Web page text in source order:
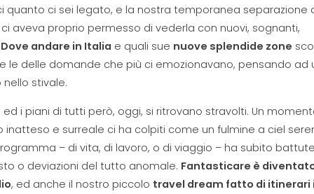
quanto ci sei legato, e la nostra temporanea separazione
aveva proprio permesso di vederla con nuovi, sognanti,
Dove andare in Italia e quali sue nuove splendide zone
le delle domande che più ci emozionavano, pensando ad
nello stivale.
ed i piani di tutti però, oggi, si ritrovano stravolti. Un
inatteso e surreale ci ha colpiti come un fulmine a ciel
– di vita, di lavoro, o di viaggio – ha subito
o deviazioni del tutto anomale. Fantasticare è
, ed anche il nostro piccolo travel dream fatto di itinerari